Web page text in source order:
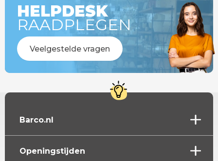
HELPDESK
RAADPLEGEN
Veelgestelde vragen
Barco.nl
Openingstijden